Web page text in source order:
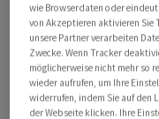
Bereits 2022 war in
Gasverbrauch
gesunken: Laut
Vergleich zu 2021,
wie Browserdaten oder
von Akzeptieren aktivieren Sie
unsere Partner verarbeiten
Zwecke. Wenn Tracker
möglicherweise nicht mehr so
wieder aufrufen, um Ihre
widerrufen, indem Sie auf den
der Webseite klicken. Ihre